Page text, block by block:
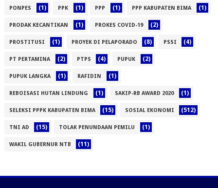
PONPES (1) PPK (1) PPP (1) PPP KABUPATEN BIMA (1)
PRODAK KECANTIKAN (1) PROKES COVID-19 (2)
PROSTITUSI (1) PROYEK DI PELAPORADO (8) PSSI (4)
PT PERTAMINA (2) PTPS (4) PUPUK (2)
PUPUK LANGKA (1) RAFIDIN (1)
REBOISASI HUTAN LINDUNG (1) SAKIP-RB AWARD 2020 (1)
SELEKSI PPPK KABUPATEN BIMA (15) SOSIAL EKONOMI (512)
TNI AD (15) TOLAK PENUNDAAN PEMILU (1)
WAKIL GUBERNUR NTB (11)